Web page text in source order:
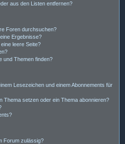
aus den Listen entfernen?
Foren durchsuchen?
Ergebnisse?
leere Seite?
und Themen finden?
Lesezeichen und einem Abonnements für
Thema setzen oder ein Thema abonnieren?
Forum zulässig?